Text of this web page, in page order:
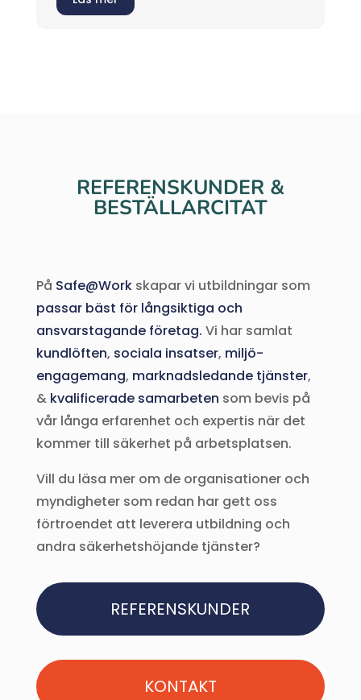
REFERENSKUNDER &
BESTÄLLARCITAT
På Safe@Workskapar vi utbildningar som
passar bäst för långsiktiga och
ansvarstagande företag. Vi har samlat
kundlöften, sociala insatser, miljö-
engagemang, marknadsledande tjänster,
& kvalificerade samarbeten som bevis på
vår långa erfarenhet och expertis när det
kommer till säkerhet på arbetsplatsen.
Vill du läsa mer om de organisationer och
myndigheter som redan har gett oss
förtroendet att leverera utbildning och
andra säkerhetshöjande tjänster?
REFERENSKUNDER
KONTAKT